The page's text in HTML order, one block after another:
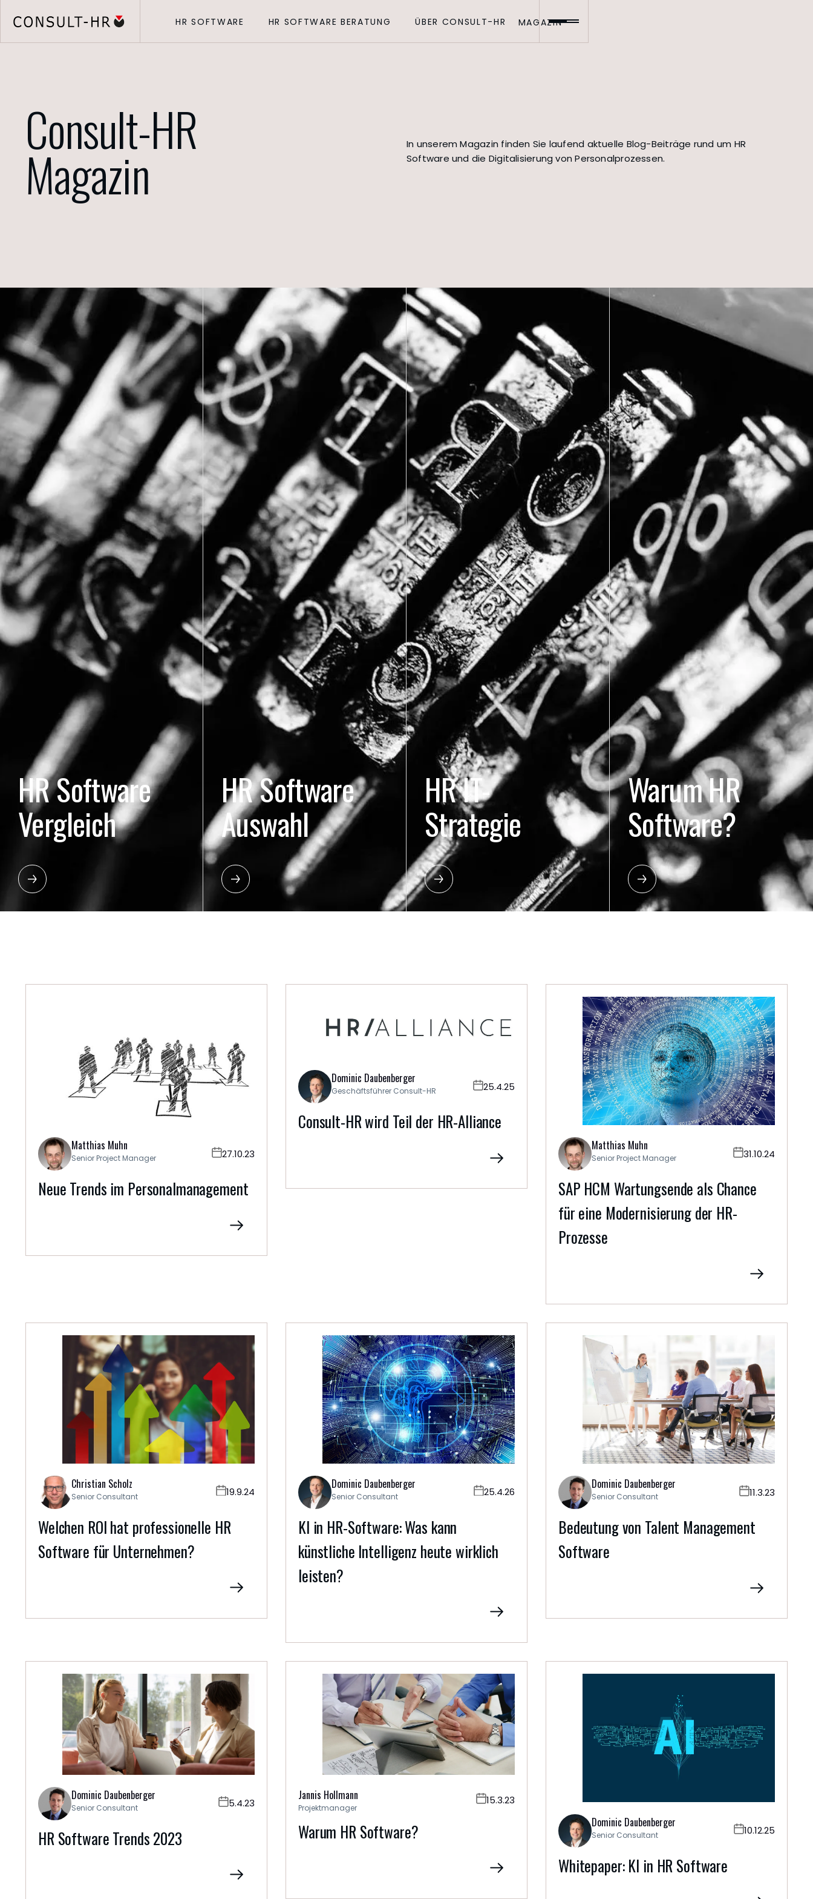
HR SOFTWARE HR SOFTWARE BERATUNG ÜBER CONSULT-HR MAGAZIN
Jetzt
Consult-HR
Magazin
In unserem Magazin finden Sie laufend aktuelle Blog-Beiträge rund um HR
Software und die Digitalisierung von Personalprozessen.
HR Software
Vergleich
HR Software
Auswahl
HR IT-
Strategie
Warum HR
Software?
Matthias Muhn
Senior Project Manager 27.10.23
Neue Trends im Personalmanagement
Dominic Daubenberger
Geschäftsführer Consult-HR 25.4.25
Consult-HR wird Teil der HR-Alliance
Matthias Muhn
Senior Project Manager 31.10.24
SAP HCM Wartungsende als Chance
für eine Modernisierung der HR-
Prozesse
Christian Scholz
Senior Consultant 19.9.24
Welchen ROI hat professionelle HR
Software für Unternehmen?
Dominic Daubenberger
Senior Consultant 25.4.26
KI in HR-Software: Was kann
künstliche Intelligenz heute wirklich
leisten?
Dominic Daubenberger
Senior Consultant 11.3.23
Bedeutung von Talent Management
Software
Dominic Daubenberger
Senior Consultant 5.4.23
HR Software Trends 2023
Jannis Hollmann
Projektmanager
15.3.23
Warum HR Software? Dominic Daubenberger
Senior Consultant 10.12.25
Whitepaper: KI in HR Software